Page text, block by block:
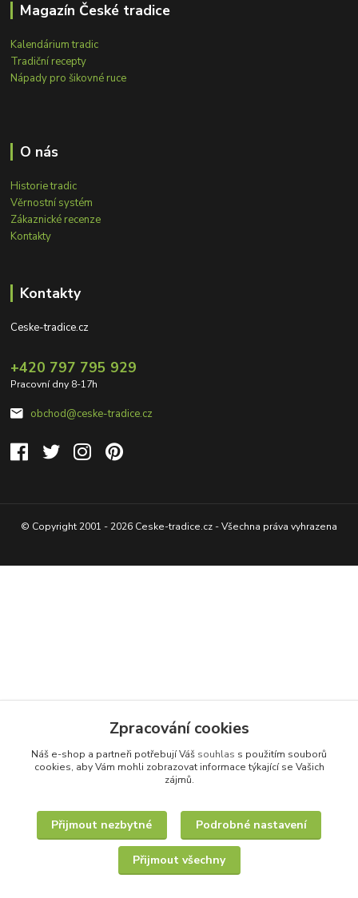
Magazín České tradice
Kalendárium tradic
Tradiční recepty
Nápady pro šikovné ruce
O nás
Historie tradic
Věrnostní systém
Zákaznické recenze
Kontakty
Kontakty
Ceske-tradice.cz
+420 797 795 929
Pracovní dny 8-17h
obchod@ceske-tradice.cz
© Copyright 2001 - 2026 Ceske-tradice.cz - Všechna práva vyhrazena
Zpracování cookies
Náš e-shop a partneři potřebují Váš souhlas s použitím souborů
cookies, aby Vám mohli zobrazovat informace týkající se Vašich
zájmů.
Přijmout nezbytné Podrobné nastavení
Přijmout všechny